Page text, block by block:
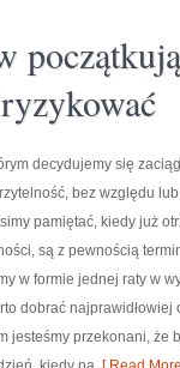
decydujemy się
bez względu
pamiętać, kiedy już
są z pewnością
w formie jednej raty w
dobrać
jesteśmy przekonani,